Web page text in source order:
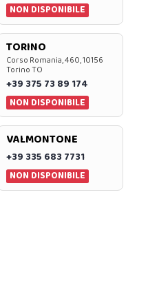
NON DISPONIBILE
TORINO
Corso Romania, 460, 10156
Torino TO
+39 375 73 89 174
NON DISPONIBILE
VALMONTONE
+39 335 683 7731
NON DISPONIBILE